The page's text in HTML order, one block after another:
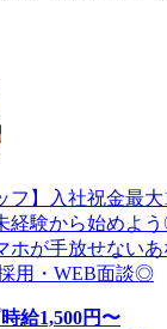
フ】入社祝金最
経験から始めよ
が手放せないあ
用・WEB面談◎
時給1,500円〜